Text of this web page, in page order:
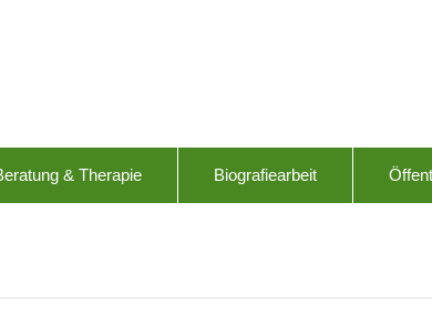
& Therapie Biografiearbeit